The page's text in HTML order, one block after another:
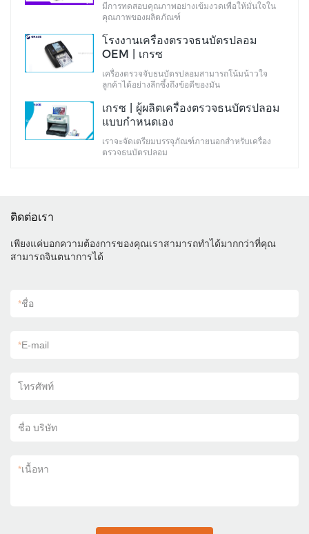
มีการทดสอบคุณภาพอย่างเข้มงวดเพื่อให้มั่นใจใน
คุณภาพของผลิตภัณฑ์
โรงงานเครื่องตรวจธนบัตรปลอม
OEM | เกรซ
เครื่องตรวจจับธนบัตรปลอมสามารถโน้มน้าวใจ
ลูกค้าได้อย่างลึกซึ้งถึงข้อดีของมัน
เกรซ | ผู้ผลิตเครื่องตรวจธนบัตรปลอม
แบบกำหนดเอง
เราจะจัดเตรียมบรรจุภัณฑ์ภายนอกสำหรับเครื่อง
ตรวจธนบัตรปลอม
ติดต่อเรา
เพียงแค่บอกความต้องการของคุณเราสามารถทำได้มากกว่าที่คุณ
สามารถจินตนาการได้
*ชื่อ
*E-mail
โทรศัพท์
ชื่อ บริษัท
*เนื้อหา